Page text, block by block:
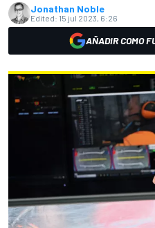
Jonathan Noble
Edited: 15 jul 2023, 6:26
AÑADIR COMO